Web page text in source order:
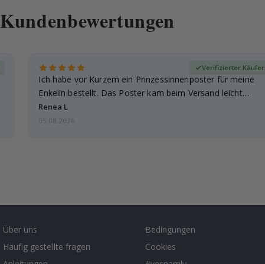
Kundenbewertungen
Ich habe vor Kurzem ein Prinzessinnenposter für meine
Enkelin bestellt. Das Poster kam beim Versand leicht
beschädigt…
Renea L
Verifizierter Käufer
05.08.2026
Über uns
Häufig gestellte fragen
Bedingungen
Cookies